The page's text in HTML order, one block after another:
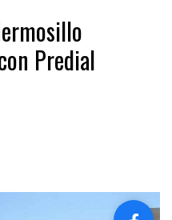
Predial